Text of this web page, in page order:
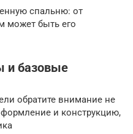
спальню: от
может быть его
и базовые
обратите внимание не
и конструкцию,